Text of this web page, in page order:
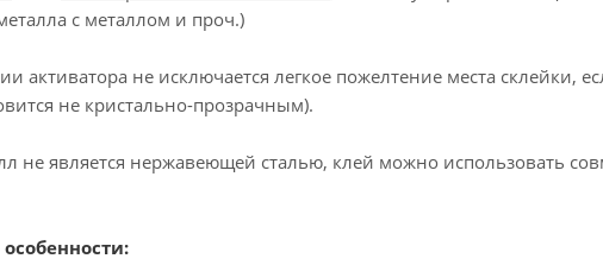
с металлом и проч.)
активатора не исключается легкое пожелтение места склейки,
не кристально-прозрачным).
не является нержавеющей сталью, клей можно использовать